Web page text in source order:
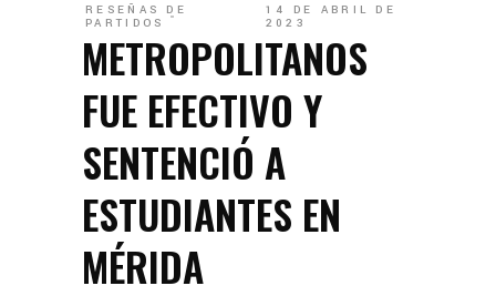
RESEÑAS DE
PARTIDOS
14 DE ABRIL DE
2023
METROPOLITANOS
FUE EFECTIVO Y
SENTENCIÓ A
ESTUDIANTES EN
MÉRIDA